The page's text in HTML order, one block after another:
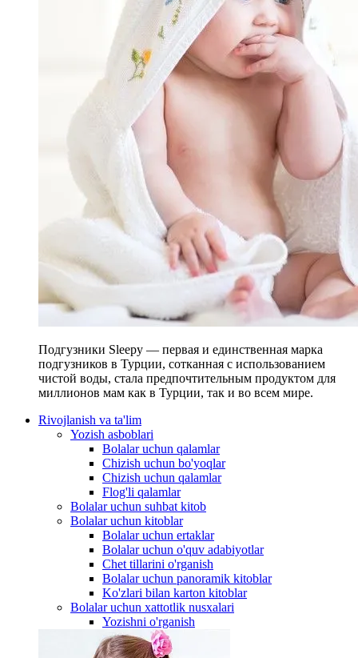
Подгузники Sleepy — первая и единственная марка
подгузников в Турции, сотканная с использованием
чистой воды, стала предпочтительным продуктом для
миллионов мам как в Турции, так и во всем мире.
Rivojlanish va ta'lim
Yozish asboblari
Bolalar uchun qalamlar
Chizish uchun bo'yoqlar
Chizish uchun qalamlar
Flog'li qalamlar
Bolalar uchun suhbat kitob
Bolalar uchun kitoblar
Bolalar uchun ertaklar
Bolalar uchun o'quv adabiyotlar
Chet tillarini o'rganish
Bolalar uchun panoramik kitoblar
Ko'zlari bilan karton kitoblar
Bolalar uchun xattotlik nusxalari
Yozishni o'rganish